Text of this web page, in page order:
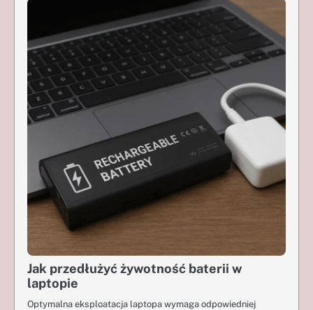
Jak przedłużyć żywotność baterii w
laptopie
Optymalna eksploatacja laptopa wymaga odpowiedniej